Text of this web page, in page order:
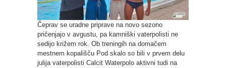
Čeprav se uradne priprave na novo sezono
pričenjajo v avgustu, pa kamniški vaterpolisti ne
sedijo križem rok. Ob treningih na domačem
mestnem kopališču Pod skalo so bili v prvem delu
julija vaterpolisti Calcit Waterpolo aktivni tudi na